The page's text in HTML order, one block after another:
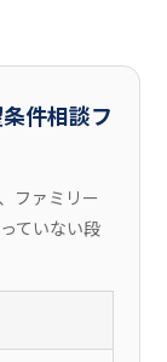
件相談フ
ファミリー
ていない段